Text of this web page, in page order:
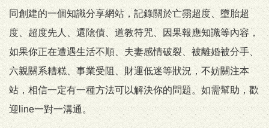
同創建的一個知識分享網站，記錄關於亡霛超度、墮胎超
度、超度先人、還隂債、道教符咒、因果報應知識等內容，
如果你正在遭遇生活不順、夫妻感情破裂、被離婚被分手、
六親關系糟糕、事業受阻、財運低迷等狀況，不妨關注本
站，相信一定有一種方法可以解決你的問題。如需幫助，歡
迎line一對一溝通。